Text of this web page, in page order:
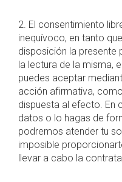
2. El consentimiento
inequívoco, en tanto
disposición la presente
la lectura de la misma,
puedes aceptar
acción afirmativa,
dispuesta al efecto. En
datos o lo hagas de
podremos atender tu
imposible
llevar a cabo la